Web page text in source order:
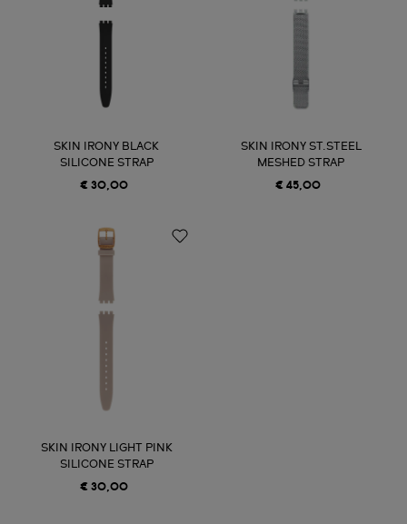
SKIN IRONY BLACK
SILICONE STRAP
€ 30,00
SKIN IRONY ST.STEEL
MESHED STRAP
€ 45,00
SKIN IRONY LIGHT PINK
SILICONE STRAP
€ 30,00